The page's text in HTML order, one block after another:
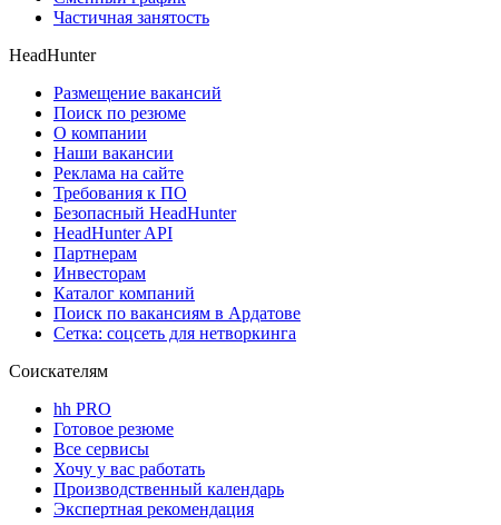
Частичная занятость
HeadHunter
Размещение вакансий
Поиск по резюме
О компании
Наши вакансии
Реклама на сайте
Требования к ПО
Безопасный HeadHunter
HeadHunter API
Партнерам
Инвесторам
Каталог компаний
Поиск по вакансиям в Ардатове
Сетка: соцсеть для нетворкинга
Соискателям
hh PRO
Готовое резюме
Все сервисы
Хочу у вас работать
Производственный календарь
Экспертная рекомендация